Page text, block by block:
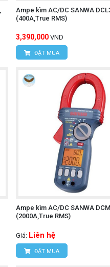
Ampe kìm AC/DC SANWA
(400A,True RMS)
3,390,000 VND
ĐẶT MUA
Ampe kìm AC/DC SANWA
(2000A,True RMS)
Giá: Liên hệ
ĐẶT MUA